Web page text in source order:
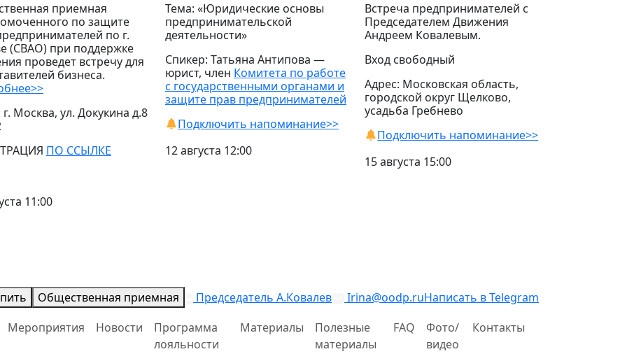
приемная
по защите
по г.
(СВАО) при поддержке
проведет встречу для
бизнеса.
г. Москва, ул. Докукина д.8
ПО ССЫЛКЕ
11:00
Тема: «Юридические основы
предпринимательской
деятельности»
Спикер: Татьяна Антипова —
юрист, член Комитета по работе
с государственными органами и
защите прав предпринимателей
Подключить напоминание>>
12 августа 12:00
Встреча предпринимателей с
Председателем Движения
Андреем Ковалевым.
Вход свободный
Адрес: Московская область,
городской округ Щелково,
усадьба Гребнево
Подключить напоминание>>
15 августа 15:00
Общественная приемная Председатель А.Ковалев Irina@oodp.ruНаписать в Telegram
Мероприятия
Новости
Программа
лояльности
Материалы
Полезные
материалы
FAQ
Фото/
видео
Контакты